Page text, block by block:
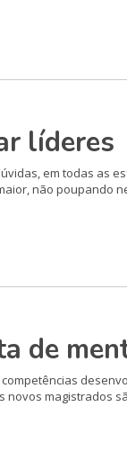
líderes
em todas as
não poupando
de
magistrados